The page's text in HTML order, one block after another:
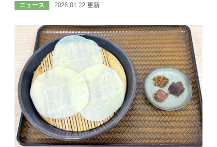
ニュース 2026.01.22 更新